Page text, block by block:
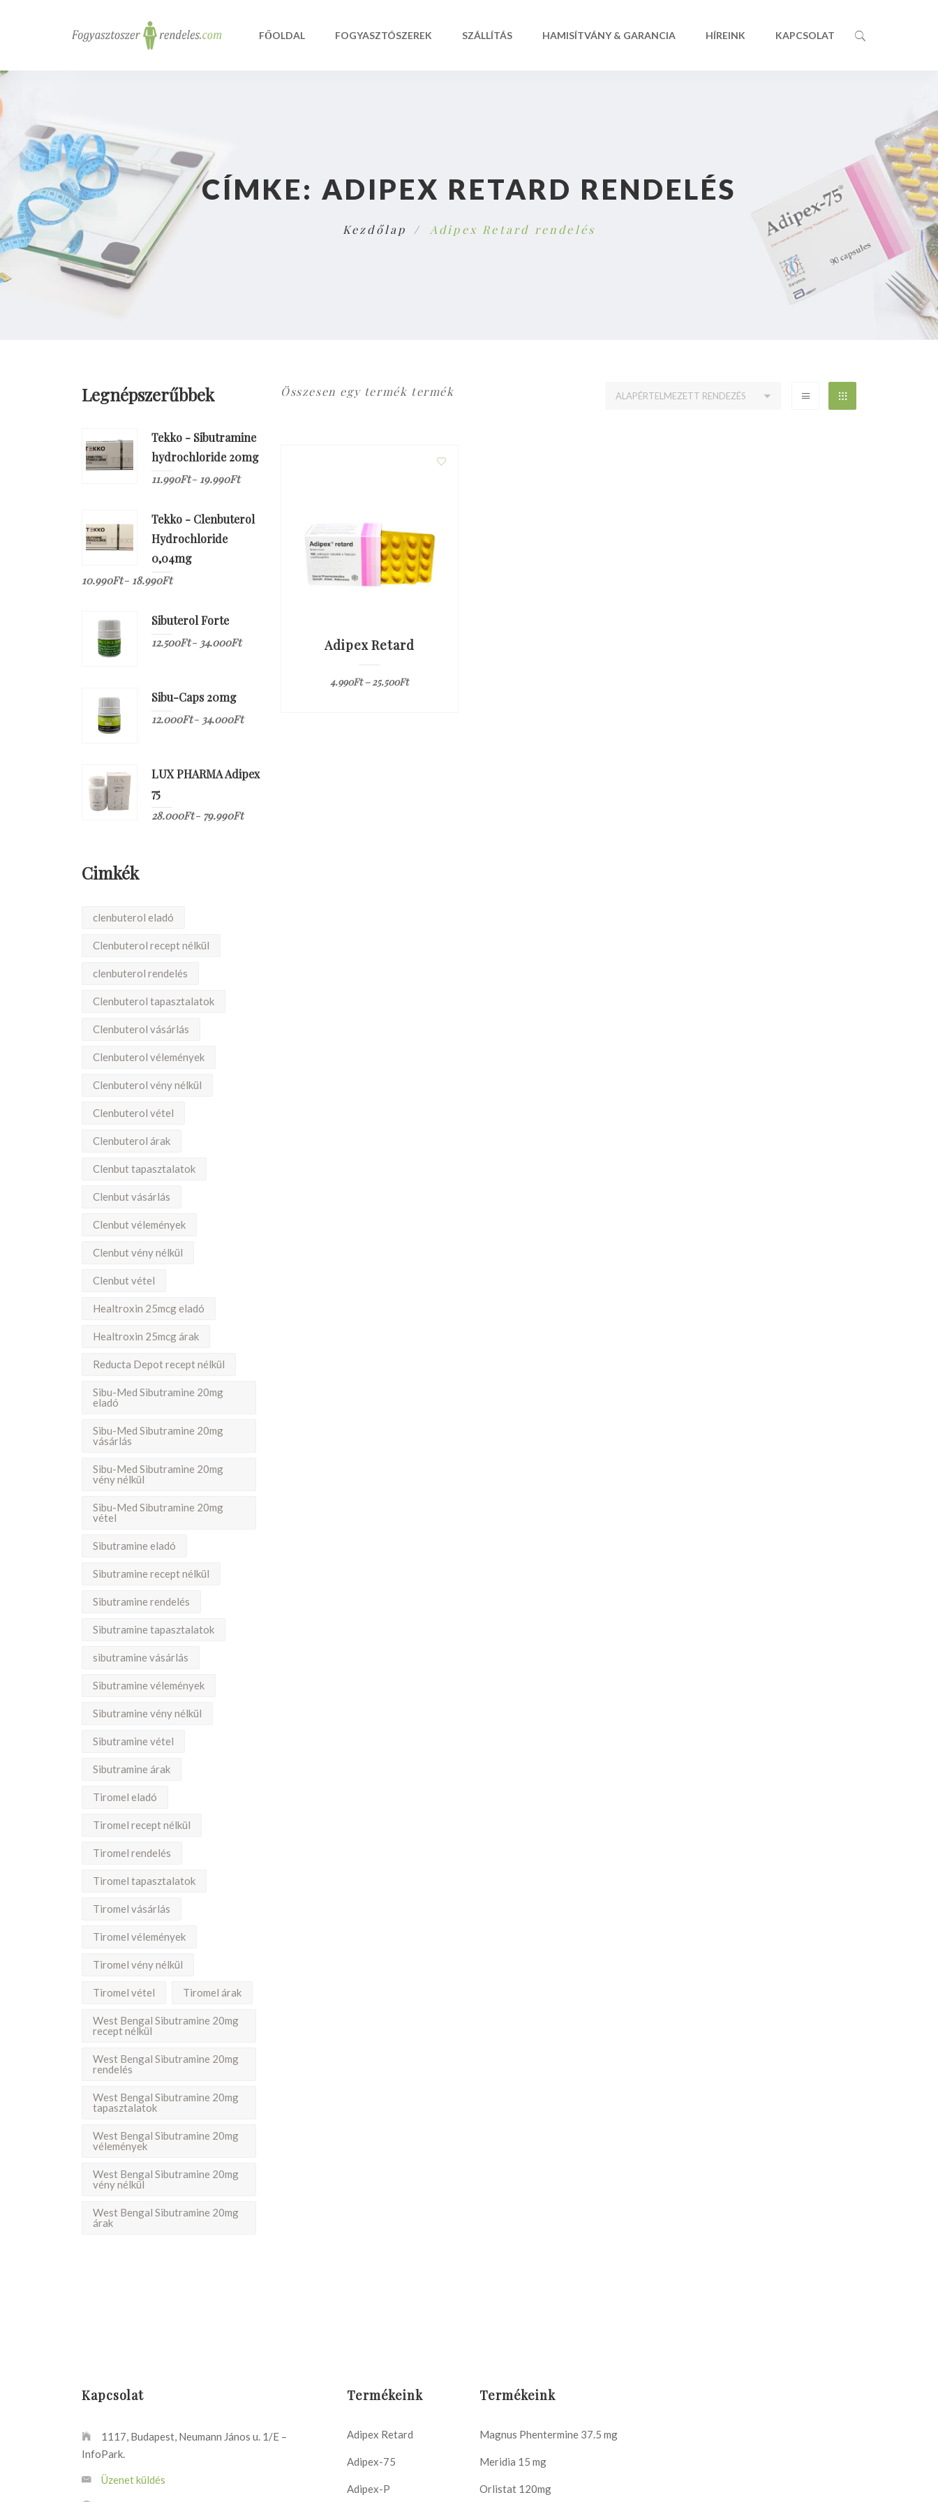
FŐOLDAL FOGYASZTÓSZEREK SZÁLLÍTÁS HAMISÍTVÁNY & GARANCIA HÍREINK KAPCSOLAT
CÍMKE: ADIPEX RETARD RENDELÉS
Kezdőlap Adipex Retard rendelés
Legnépszerűbbek
Tekko - Sibutramine
hydrochloride 20mg
11.990Ft– 19.990Ft
Tekko - Clenbuterol
Hydrochloride
0,04mg
10.990Ft– 18.990Ft
Sibuterol Forte
12.500Ft– 34.000Ft
Sibu-Caps 20mg
12.000Ft– 34.000Ft
LUX PHARMA Adipex
75
28.000Ft– 79.990Ft
Cimkék
clenbuterol eladó
Clenbuterol recept nélkül
clenbuterol rendelés
Clenbuterol tapasztalatok
Clenbuterol vásárlás
Clenbuterol vélemények
Clenbuterol vény nélkül
Clenbuterol vétel
Clenbuterol árak
Clenbut tapasztalatok
Clenbut vásárlás
Clenbut vélemények
Clenbut vény nélkül
Clenbut vétel
Healtroxin 25mcg eladó
Healtroxin 25mcg árak
Reducta Depot recept nélkül
Sibu-Med Sibutramine 20mg
eladó
Sibu-Med Sibutramine 20mg
vásárlás
Sibu-Med Sibutramine 20mg
vény nélkül
Sibu-Med Sibutramine 20mg
vétel
Sibutramine eladó
Sibutramine recept nélkül
Sibutramine rendelés
Sibutramine tapasztalatok
sibutramine vásárlás
Sibutramine vélemények
Sibutramine vény nélkül
Sibutramine vétel
Sibutramine árak
Tiromel eladó
Tiromel recept nélkül
Tiromel rendelés
Tiromel tapasztalatok
Tiromel vásárlás
Tiromel vélemények
Tiromel vény nélkül
Tiromel vétel Tiromel árak
West Bengal Sibutramine 20mg
recept nélkül
West Bengal Sibutramine 20mg
rendelés
West Bengal Sibutramine 20mg
tapasztalatok
West Bengal Sibutramine 20mg
vélemények
West Bengal Sibutramine 20mg
vény nélkül
West Bengal Sibutramine 20mg
árak
Összesen egy termék termék
Adipex Retard
4.990Ft–25.500Ft
Kapcsolat
1117, Budapest, Neumann János u. 1/E –
InfoPark.
Üzenet küldés
Termékeink
Adipex Retard
Adipex-75
Adipex-P
Termékeink
Magnus Phentermine 37.5 mg
Meridia 15 mg
Orlistat 120mg